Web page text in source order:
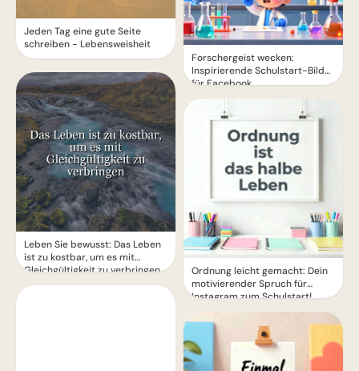
Jeden Tag eine gute Seite
schreiben - Lebensweisheit
Leben Sie bewusst: Das Leben
ist zu kostbar, um es mit
Gleichgültigkeit zu verbringen
Forschergeist wecken:
Inspirierende Schulstart-Bilder
für Facebook
Ordnung leicht gemacht: Dein
motivierender Spruch für
Instagram zum Schulstart!